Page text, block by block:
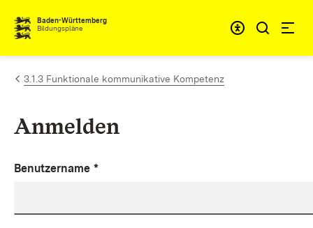
Zum Inhalt springen
Baden-Württemberg
Bildungspläne
3.1.3 Funktionale kommunikative Kompetenz
Anmelden
Benutzername *